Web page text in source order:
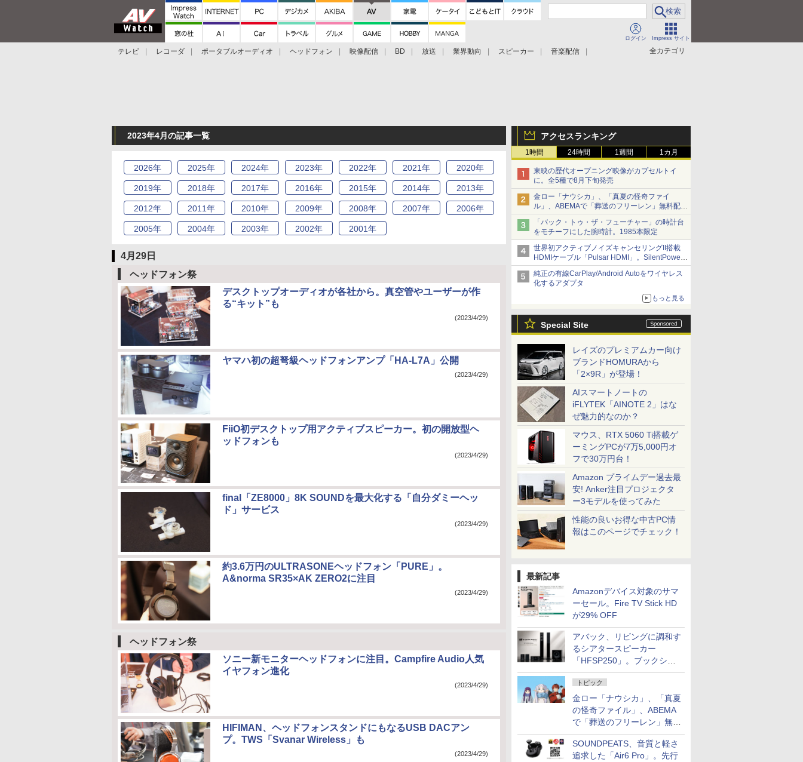
ログイン Impress サイト
全カテゴリ
テレビ レコーダ ポータブルオーディオ ヘッドフォン 映像配信 BD 放送 業界動向 スピーカー
音楽配信
アクセスランキング
1時間 24時間 1週間 1カ月
東映の歴代オープニング映像がカプセルトイ
に。全5種で8月下旬発売
金ロー「ナウシカ」、「真夏の怪奇ファイ
ル」、ABEMAで「葬送のフリーレン」無料配信
など。夏の特番・配信情報
「バック・トゥ・ザ・フューチャー」の時計台
をモチーフにした腕時計。1985本限定
世界初アクティブノイズキャンセリングII搭載
HDMIケーブル「Pulsar HDMI」。SilentPower
から
純正の有線CarPlay/Android Autoをワイヤレス
化するアダプタ
もっと見る
Special Site
レイズのプレミアムカー向け
ブランドHOMURAから
「2×9R」が登場！
AIスマートノートの
iFLYTEK「AINOTE 2」はな
ぜ魅力的なのか？
マウス、RTX 5060 Ti搭載ゲ
ーミングPCが7万5,000円オ
フで30万円台！
Amazon プライムデー過去最
安! Anker注目プロジェクタ
ー3モデルを使ってみた
性能の良いお得な中古PC情
報はこのページでチェック！
最新記事
Amazonデバイス対象のサマ
ーセール。Fire TV Stick HD
が29% OFF
アバック、リビングに調和す
るシアタースピーカー
「HFSP250」。ブックシェ
ルフはペア3万円以下
トピック
金ロー「ナウシカ」、「真夏
の怪奇ファイル」、ABEMA
で「葬送のフリーレン」無料
配信など。夏の特番・配信情
報
SOUNDPEATS、音質と軽さ
追求した「Air6 Pro」。先行
2023年4月の記事一覧
2026年 2025年 2024年 2023年 2022年 2021年 2020年
2019年 2018年 2017年 2016年 2015年 2014年 2013年
2012年 2011年 2010年 2009年 2008年 2007年 2006年
2005年 2004年 2003年 2002年 2001年
4月29日
ヘッドフォン祭
デスクトップオーディオが各社から。真空管やユーザーが作
る“キット”も
(2023/4/29)
ヤマハ初の超弩級ヘッドフォンアンプ「HA-L7A」公開
(2023/4/29)
FiiO初デスクトップ用アクティブスピーカー。初の開放型ヘ
ッドフォンも
(2023/4/29)
final「ZE8000」8K SOUNDを最大化する「自分ダミーヘッ
ド」サービス
(2023/4/29)
約3.6万円のULTRASONEヘッドフォン「PURE」。
A&norma SR35×AK ZERO2に注目
(2023/4/29)
ヘッドフォン祭
ソニー新モニターヘッドフォンに注目。Campfire Audio人気
イヤフォン進化
(2023/4/29)
HIFIMAN、ヘッドフォンスタンドにもなるUSB DACアン
プ。TWS「Svanar Wireless」も
(2023/4/29)